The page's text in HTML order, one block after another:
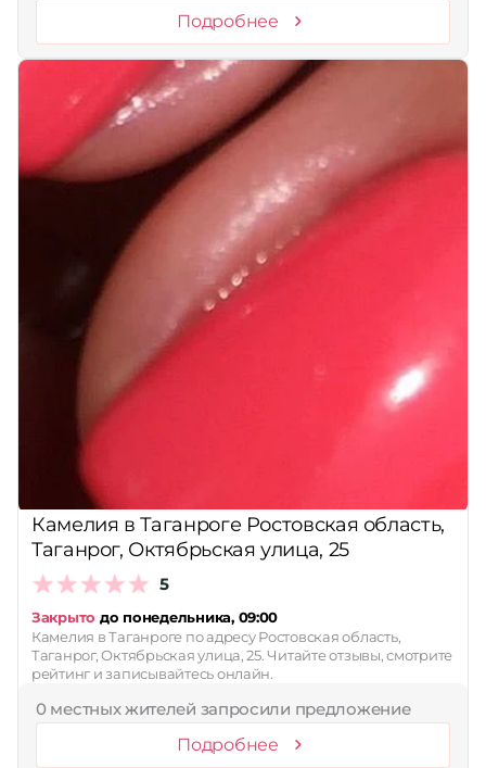
Подробнее
Камелия в Таганроге Ростовская область,
Таганрог, Октябрьская улица, 25
5
Закрыто до понедельника, 09:00
Камелия в Таганроге по адресу Ростовская область,
Таганрог, Октябрьская улица, 25. Читайте отзывы, смотрите
рейтинг и записывайтесь онлайн.
0 местных жителей запросили предложение
Подробнее